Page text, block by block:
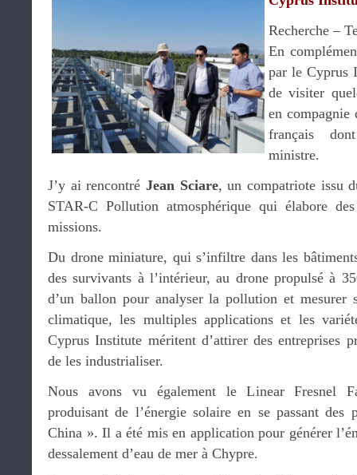
Recherche –
En
par le Cyprus
de visiter
en compagnie
français
ministre.
J’y ai rencontré Jean Sciare, un compatriote issu
STAR-C Pollution atmosphérique qui élabore
missions.
Du drone miniature, qui s’infiltre dans les
des survivants à l’intérieur, au drone propulsé à
d’un ballon pour analyser la pollution et mesurer
climatique, les multiples applications et les
Cyprus Institute méritent d’attirer des entreprises
de les industrialiser.
Nous avons vu également le Linear Fresnel
produisant de l’énergie solaire en se passant des
China ». Il a été mis en application pour générer
dessalement d’eau de mer à Chypre.